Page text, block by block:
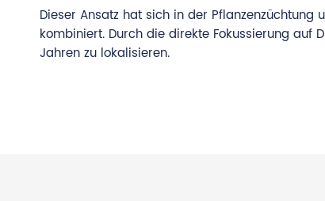
Dieser Ansatz hat sich in der
kombiniert. Durch die direkte Fokussierung auf
Jahren zu lokalisieren.